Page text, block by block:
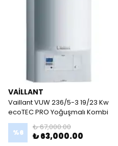
VAİLLANT
Vaillant VUW 236/5-3 19/23 Kw
ecoTEC PRO Yoğuşmalı Kombi
%6
₺ 67,000.00
₺ 63,000.00